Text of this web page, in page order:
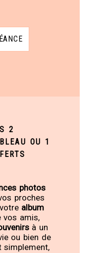
2
OU 1
photos
proches
album
vos amis,
à un
ou bien de